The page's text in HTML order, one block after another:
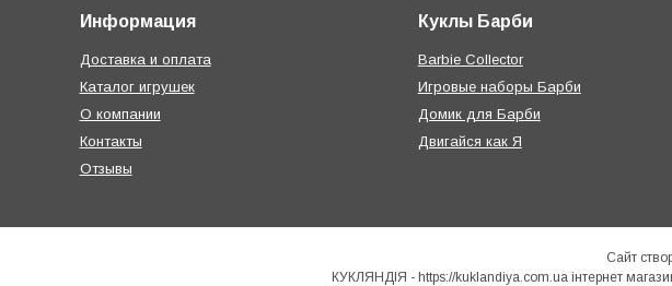
Информация
Доставка и оплата
Каталог игрушек
О компании
Контакты
Отзывы
Куклы Барби
Barbie Collector
Игровые наборы Барби
Домик для Барби
Двигайся как Я
Сайт